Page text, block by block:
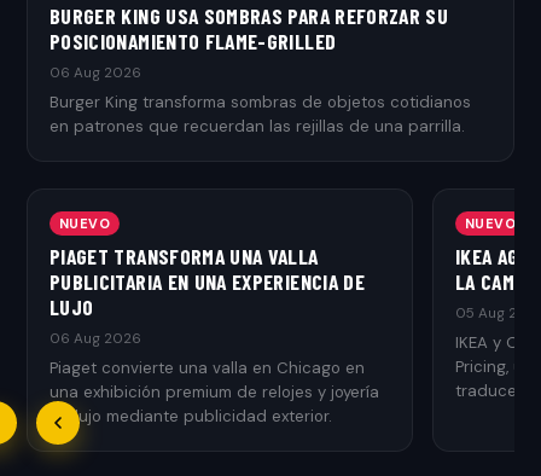
BURGER KING USA SOMBRAS PARA REFORZAR SU
POSICIONAMIENTO FLAME-GRILLED
06 Aug 2026
Burger King transforma sombras de objetos cotidianos
en patrones que recuerdan las rejillas de una parrilla.
NUEVO
PIAGET TRANSFORMA UNA VALLA
PUBLICITARIA EN UNA EXPERIENCIA DE
LUJO
06 Aug 2026
Piaget convierte una valla en Chicago en
una exhibición premium de relojes y joyería
de lujo mediante publicidad exterior.
NUEVO
IKEA
LA
05 Aug
IKEA y
Pricing,
traduce el